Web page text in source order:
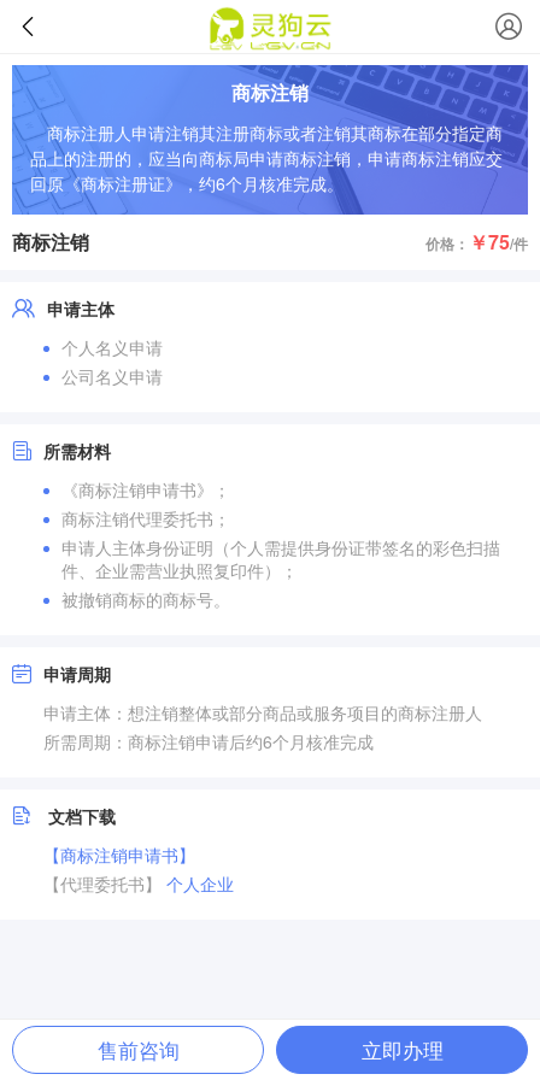
商标注销
商标注册人申请注销其注册商标或者注销其商标在部分指定商
品上的注册的，应当向商标局申请商标注销，申请商标注销应交
回原《商标注册证》，约6个月核准完成。
商标注销 价格： ￥75/件
申请主体
个人名义申请
公司名义申请
所需材料
《商标注销申请书》；
商标注销代理委托书；
申请人主体身份证明（个人需提供身份证带签名的彩色扫描
件、企业需营业执照复印件）；
被撤销商标的商标号。
申请周期
申请主体：想注销整体或部分商品或服务项目的商标注册人
所需周期：商标注销申请后约6个月核准完成
文档下载
【商标注销申请书】
【代理委托书】 个人企业
售前咨询 立即办理